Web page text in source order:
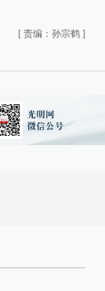
[ 责编：孙宗鹤 ]